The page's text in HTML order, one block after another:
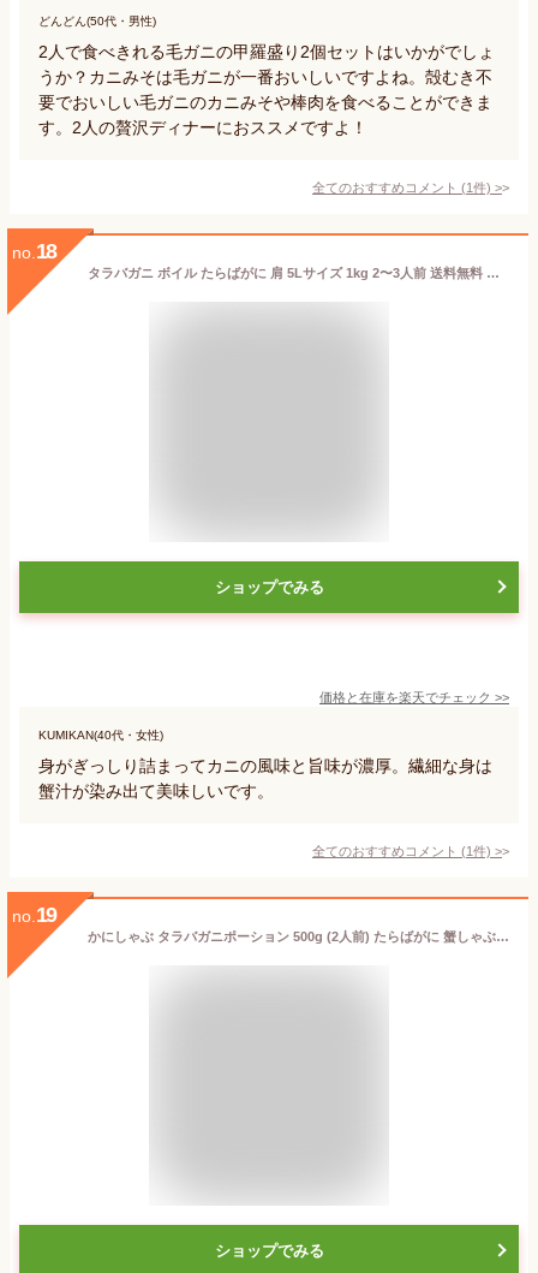
どんどん(50代・男性)
2人で食べきれる毛ガニの甲羅盛り2個セットはいかがでしょ
うか？カニみそは毛ガニが一番おいしいですよね。殻むき不
要でおいしい毛ガニのカニみそや棒肉を食べることができま
す。2人の贅沢ディナーにおススメですよ！
全てのおすすめコメント (1件) >
no. 18
タラバガニ ボイル たらばがに 肩 5Lサイズ 1kg 2〜3人前 送料無料 身入りが良く味も濃厚なたらば蟹を厳選 【かに/カニ/蟹/タラバ蟹】【ギフト/プレゼント/贈答/海鮮/高級】
ショップでみる
価格と在庫を楽天でチェック >>
KUMIKAN(40代・女性)
身がぎっしり詰まってカニの風味と旨味が濃厚。繊細な身は
蟹汁が染み出て美味しいです。
全てのおすすめコメント (1件) >
no. 19
かにしゃぶ タラバガニポーション 500g (2人前) たらばがに 蟹しゃぶ カニ しゃぶしゃぶ 高級ギフト お取り寄せ 御歳暮 お歳暮 御年賀 お正月 冬ギフト 寒中見舞い 福袋 敬老
ショップでみる